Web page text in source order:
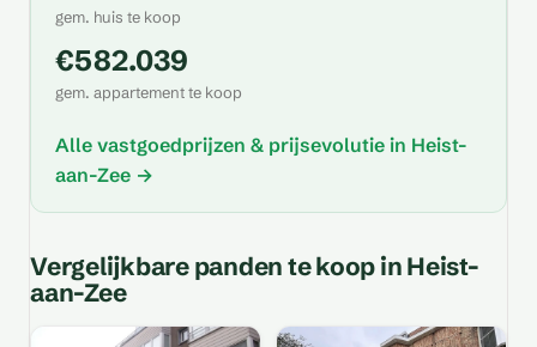
gem. huis te koop
€582.039
gem. appartement te koop
Alle vastgoedprijzen & prijsevolutie in Heist-
aan-Zee →
Vergelijkbare panden te koop in Heist-
aan-Zee